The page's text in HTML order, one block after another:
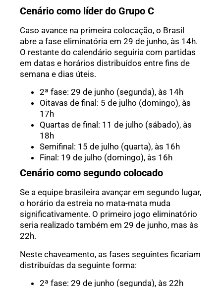
Cenário como líder do Grupo C
Caso avance na primeira colocação, o Brasil
abre a fase eliminatória em 29 de junho, às 14h.
O restante do calendário seguiria com partidas
em datas e horários distribuídos entre fins de
semana e dias úteis.
2ª fase: 29 de junho (segunda), às 14h
Oitavas de final: 5 de julho (domingo), às
17h
Quartas de final: 11 de julho (sábado), às
18h
Semifinal: 15 de julho (quarta), às 16h
Final: 19 de julho (domingo), às 16h
Cenário como segundo colocado
Se a equipe brasileira avançar em segundo lugar,
o horário da estreia no mata-mata muda
significativamente. O primeiro jogo eliminatório
seria realizado também em 29 de junho, mas às
22h.
Neste chaveamento, as fases seguintes ficariam
distribuídas da seguinte forma:
2ª fase: 29 de junho (segunda), às 22h